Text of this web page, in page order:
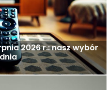
2026 r.: nasz wybór